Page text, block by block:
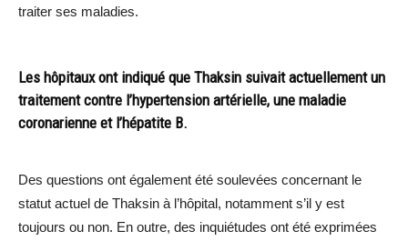
traiter ses maladies.
Les hôpitaux ont indiqué que Thaksin suivait actuellement un
traitement contre l’hypertension artérielle, une maladie
coronarienne et l’hépatite B.
Des questions ont également été soulevées concernant le
statut actuel de Thaksin à l’hôpital, notamment s’il y est
toujours ou non. En outre, des inquiétudes ont été exprimées